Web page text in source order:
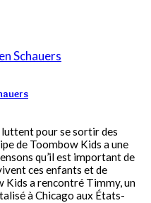
luttent pour se sortir des
de Toombow Kids a une
qu’il est important de
ces enfants et de
a rencontré Timmy, un
à Chicago aux États-